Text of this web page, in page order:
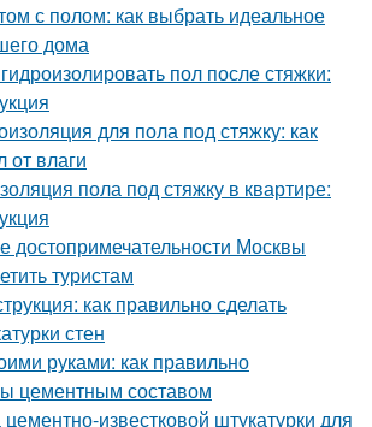
с полом: как выбрать идеальное
дома
пол после стяжки:
для пола под стяжку: как
от влаги
пола под стяжку в квартире:
достопримечательности Москвы
туристам
как правильно сделать
стен
руками: как правильно
цементным составом
известковой штукатурки для